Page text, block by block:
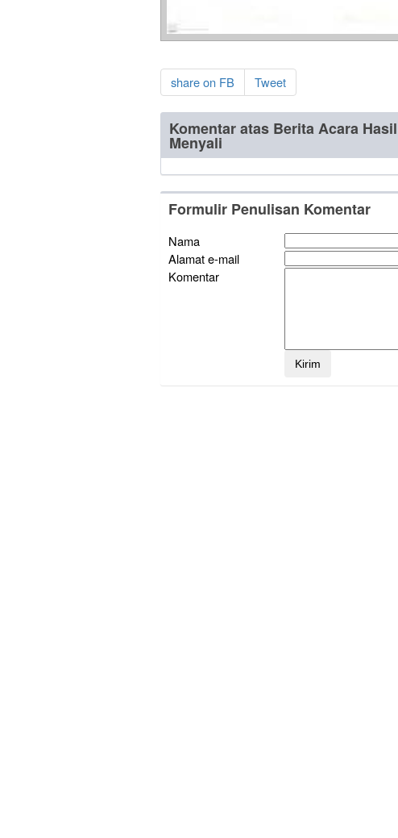
share on FB Tweet
Komentar atas Berita Acara
Menyali
Formulir Penulisan Komentar
Nama
Alamat e-mail
Komentar